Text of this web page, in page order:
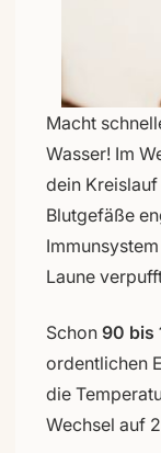
Macht
Wasser! Im
dein
Blutgefäße
Laune
Schon 90 bis
ordentlichen
die
Wechsel auf